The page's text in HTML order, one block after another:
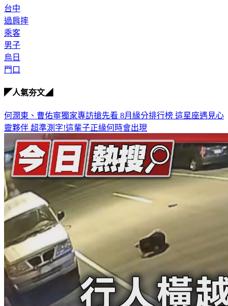
台中
過肩摔
乘客
男子
烏日
門口
◤人氣夯文◢
何潤東、曹佑寧獨家專訪搶先看 8月緣分排行榜 這星座遇見心
靈夥伴 超準測字!這輩子正緣何時會出現